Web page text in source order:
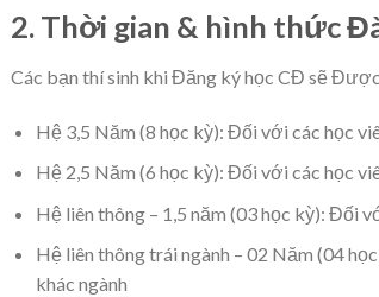
2. Thời gian & hình thức
Các bạn thí sinh khi Đăng ký học CĐ sẽ
Hệ 3,5 Năm (8 học kỳ): Đối với các học
Hệ 2,5 Năm (6 học kỳ): Đối với các học
Hệ liên thông – 1,5 năm (03 học kỳ): Đối
Hệ liên thông trái ngành – 02 Năm (04
khác ngành